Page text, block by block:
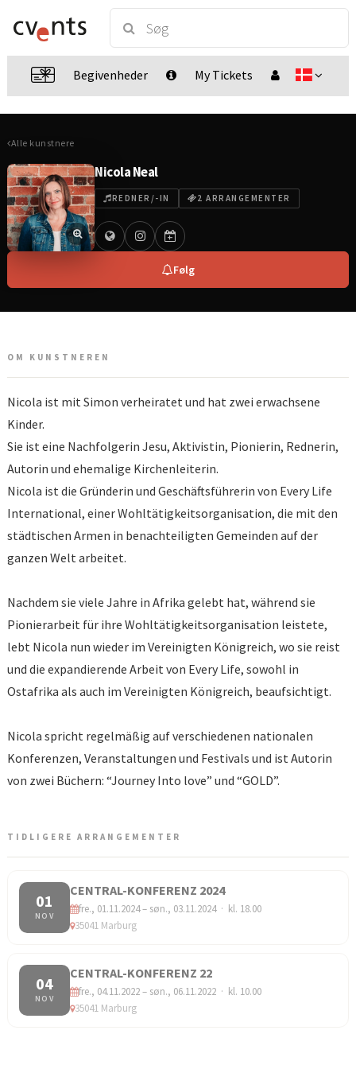
Begivenheder My Tickets
Alle kunstnere
Nicola Neal
REDNER/-IN 2 ARRANGEMENTER
Følg
OM KUNSTNEREN
Nicola ist mit Simon verheiratet und hat zwei erwachsene
Kinder.
Sie ist eine Nachfolgerin Jesu, Aktivistin, Pionierin, Rednerin,
Autorin und ehemalige Kirchenleiterin.
Nicola ist die Gründerin und Geschäftsführerin von Every Life
International, einer Wohltätigkeitsorganisation, die mit den
städtischen Armen in benachteiligten Gemeinden auf der
ganzen Welt arbeitet.
Nachdem sie viele Jahre in Afrika gelebt hat, während sie
Pionierarbeit für ihre Wohltätigkeitsorganisation leistete,
lebt Nicola nun wieder im Vereinigten Königreich, wo sie reist
und die expandierende Arbeit von Every Life, sowohl in
Ostafrika als auch im Vereinigten Königreich, beaufsichtigt.
Nicola spricht regelmäßig auf verschiedenen nationalen
Konferenzen, Veranstaltungen und Festivals und ist Autorin
von zwei Büchern: “Journey Into love” und “GOLD”.
TIDLIGERE ARRANGEMENTER
01
NOV
CENTRAL-KONFERENZ 2024
fre., 01.11.2024 – søn., 03.11.2024 · kl. 18.00
35041 Marburg
04
NOV
CENTRAL-KONFERENZ 22
fre., 04.11.2022 – søn., 06.11.2022 · kl. 10.00
35041 Marburg